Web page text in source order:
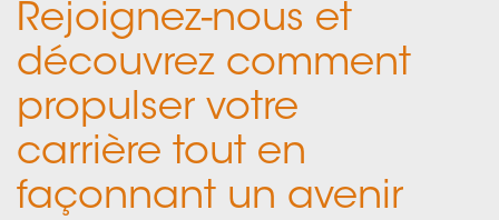
Rejoignez-nous et
découvrez comment
propulser votre
carrière tout en
façonnant un avenir